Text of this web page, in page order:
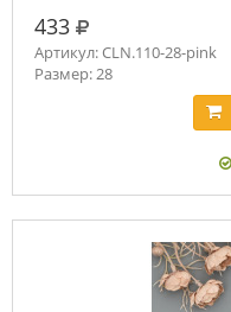
433 руб.
Артикул: CLN.110-28-pink
Размер: 28